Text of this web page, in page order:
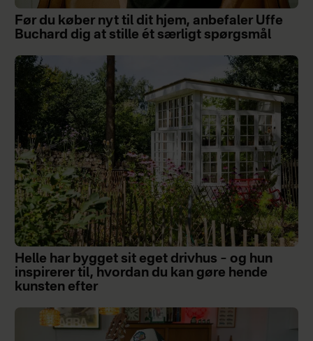
Før du køber nyt til dit hjem, anbefaler Uffe
Buchard dig at stille ét særligt spørgsmål
Helle har bygget sit eget drivhus – og hun
inspirerer til, hvordan du kan gøre hende
kunsten efter